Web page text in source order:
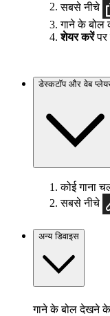
सबसे नीचे
गाने के बोल
शेयर करेंपर
डेस्कटॉप और वेब
कोई गाना
सबसे नीचे
अन्य डिवाइस
गाने के बोल देखने